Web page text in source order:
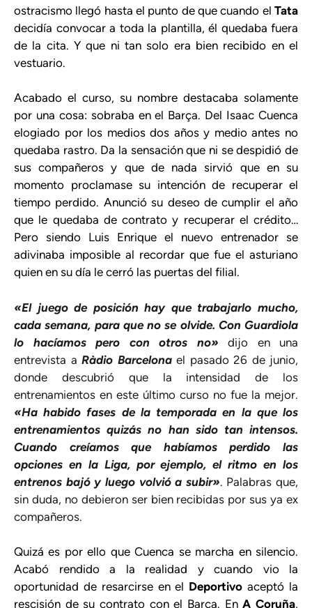
ostracismo llegó hasta el punto de que cuando el Tata
decidía convocar a toda la plantilla, él quedaba fuera
de la cita. Y que ni tan solo era bien recibido en el
vestuario.
Acabado el curso, su nombre destacaba solamente
por una cosa: sobraba en el Barça. Del Isaac Cuenca
elogiado por los medios dos años y medio antes no
quedaba rastro. Da la sensación que ni se despidió de
sus compañeros y que de nada sirvió que en su
momento proclamase su intención de recuperar el
tiempo perdido. Anunció su deseo de cumplir el año
que le quedaba de contrato y recuperar el crédito…
Pero siendo Luis Enrique el nuevo entrenador se
adivinaba imposible al recordar que fue el asturiano
quien en su día le cerró las puertas del filial.
«El juego de posición hay que trabajarlo mucho,
cada semana, para que no se olvide. Con Guardiola
lo hacíamos pero con otros no» dijo en una
entrevista a Ràdio Barcelonael pasado 26 de junio,
donde descubrió que la intensidad de los
entrenamientos en este último curso no fue la mejor.
«Ha habido fases de la temporada en la que los
entrenamientos quizás no han sido tan intensos.
Cuando creíamos que habíamos perdido las
opciones en la Liga, por ejemplo, el ritmo en los
entrenos bajó y luego volvió a subir». Palabras que,
sin duda, no debieron ser bien recibidas por sus ya ex
compañeros.
Quizá es por ello que Cuenca se marcha en silencio.
Acabó rendido a la realidad y cuando vio la
oportunidad de resarcirse en el Deportivo aceptó la
rescisión de su contrato con el Barça. EnA Coruña,